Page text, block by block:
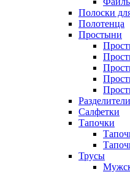
Полоски
Полотенца
Простыни
Разделители
Салфетки
Тапочки
Трусы